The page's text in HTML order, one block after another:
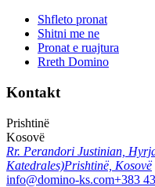
Shfleto pronat
Shitni me ne
Pronat e ruajtura
Rreth Domino
Kontakt
Prishtinë
Kosovë
Rr. Perandori Justinian,
Katedrales)Prishtinë, Kosovë
info@domino-ks.com+383